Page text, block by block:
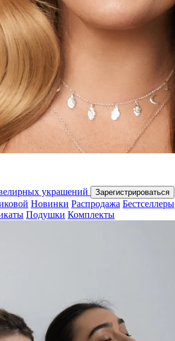
украшений Зарегистрироваться
Новинки Распродажа Бестселлеры
Подушки Комплекты